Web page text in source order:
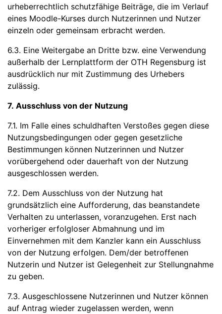
urheberrechtlich schutzfähige Beiträge, die im Verlauf
eines Moodle-Kurses durch Nutzerinnen und Nutzer
einzeln oder gemeinsam erbracht werden.
6.3. Eine Weitergabe an Dritte bzw. eine Verwendung
außerhalb der Lernplattform der OTH Regensburg ist
ausdrücklich nur mit Zustimmung des Urhebers
zulässig.
7. Ausschluss von der Nutzung
7.1. Im Falle eines schuldhaften Verstoßes gegen diese
Nutzungsbedingungen oder gegen gesetzliche
Bestimmungen können Nutzerinnen und Nutzer
vorübergehend oder dauerhaft von der Nutzung
ausgeschlossen werden.
7.2. Dem Ausschluss von der Nutzung hat
grundsätzlich eine Aufforderung, das beanstandete
Verhalten zu unterlassen, voranzugehen. Erst nach
vorheriger erfolgloser Abmahnung und im
Einvernehmen mit dem Kanzler kann ein Ausschluss
von der Nutzung erfolgen. Dem/der betroffenen
Nutzerin und Nutzer ist Gelegenheit zur Stellungnahme
zu geben.
7.3. Ausgeschlossene Nutzerinnen und Nutzer können
auf Antrag wieder zugelassen werden, wenn